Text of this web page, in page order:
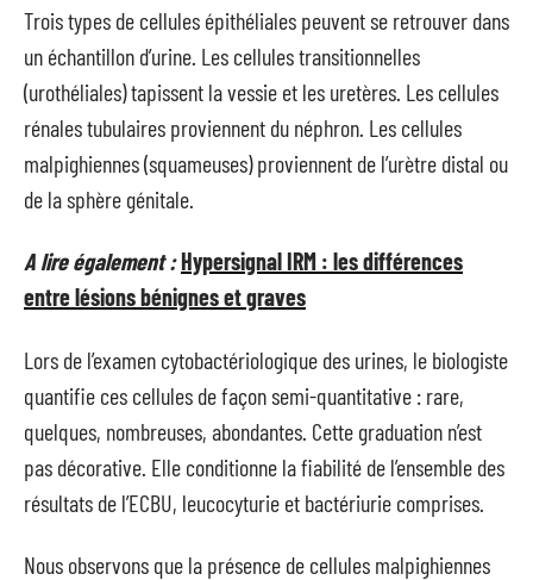
Trois types de cellules épithéliales peuvent se retrouver dans
un échantillon d’urine. Les cellules transitionnelles
(urothéliales) tapissent la vessie et les uretères. Les cellules
rénales tubulaires proviennent du néphron. Les cellules
malpighiennes (squameuses) proviennent de l’urètre distal ou
de la sphère génitale.
A lire également :Hypersignal IRM : les différences
entre lésions bénignes et graves
Lors de l’examen cytobactériologique des urines, le biologiste
quantifie ces cellules de façon semi-quantitative : rare,
quelques, nombreuses, abondantes. Cette graduation n’est
pas décorative. Elle conditionne la fiabilité de l’ensemble des
résultats de l’ECBU, leucocyturie et bactériurie comprises.
Nous observons que la présence de cellules malpighiennes